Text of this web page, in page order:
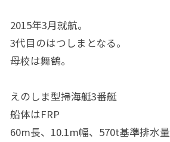
2015年3月就航。
3代目のはつしまとなる。
母校は舞鶴。
えのしま型掃海艇3番艇
船体はFRP
60m長、10.1m幅、570t基準排水量